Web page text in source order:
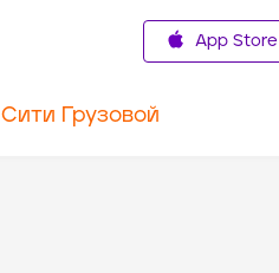
App Store
Сити Грузовой